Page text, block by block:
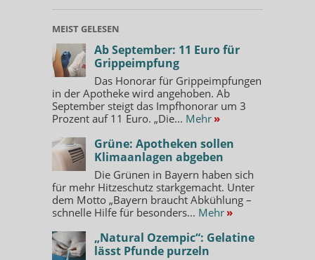
MEIST GELESEN
Ab September: 11 Euro für
Grippeimpfung
Das Honorar für Grippeimpfungen
in der Apotheke wird angehoben. Ab
September steigt das Impfhonorar um 3
Prozent auf 11 Euro. „Die... Mehr »
Grüne: Apotheken sollen
Klimaanlagen abgeben
Die Grünen in Bayern haben sich
für mehr Hitzeschutz starkgemacht. Unter
dem Motto „Bayern braucht Abkühlung –
schnelle Hilfe für besonders... Mehr »
„Natural Ozempic“: Gelatine
lässt Pfunde purzeln